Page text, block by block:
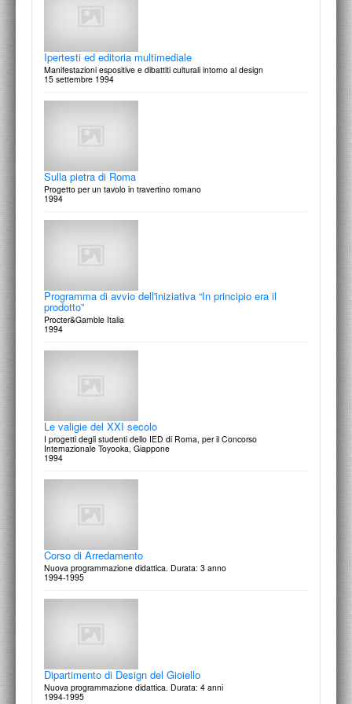
La conquista del Monte dei Cocci
Quattro scenografi debuttanti
22/23 ottobre 1996
Paul Klerr - Paolo Radi
Convergenze
21 Ottobre 1996
Nicola Carrino - Massimo Mazzone
Convergenze
14 Ottobre 1996
13° Salone dello Studente
11 Ottobre 1996
Convergenze
7 Ottobre 1996
Ecoway '96 e Progetti e teritori: Lazio
ottobre 1996
settembre 1995
settembre 1995
settembre 1995
Roma con A.A.M. Architettura Arte Moderna
settembre 1995
Ipertesti ed editoria multimediale
Manifestazioni espositive e dibattiti culturali intorno al design
15 settembre 1994
Sulla pietra di Roma
Progetto per un tavolo in travertino romano
1994
Programma di avvio dell'iniziativa “In principio era il
prodotto”
Procter&Gamble Italia
1994
Le valigie del XXI secolo
I progetti degli studenti dello IED di Roma, per il Concorso
Internazionale Toyooka, Giappone
1994
Corso di Arredamento
Nuova programmazione didattica. Durata: 3 anno
1994-1995
Dipartimento di Design del Gioiello
Nuova programmazione didattica. Durata: 4 anni
1994-1995